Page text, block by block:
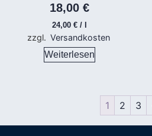
18,00 €
24,00 €/ l
zzgl. Versandkosten
Weiterlesen
1 2 3